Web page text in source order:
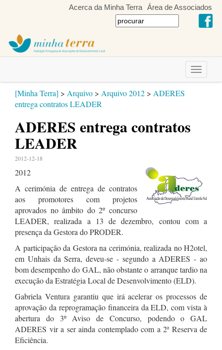
Acerca da Minha Terra Área de Associados
Toggle
[Minha Terra] > Arquivo > Arquivo 2012 > ADERES
entrega contratos LEADER
ADERES entrega contratos
LEADER
2012-12-18
2012
A cerimónia de entrega de contratos
aos promotores com projetos
aprovados no âmbito do 2º concurso
LEADER, realizada a 13 de dezembro, contou com a
presença da Gestora do PRODER.
A participação da Gestora na cerimónia, realizada no H2otel,
em Unhais da Serra, deveu-se - segundo a ADERES - ao
bom desempenho do GAL, não obstante o arranque tardio na
execução da Estratégia Local de Desenvolvimento (ELD).
Gabriela Ventura garantiu que irá acelerar os processos de
aprovação da reprogramação financeira da ELD, com vista à
abertura do 3º Aviso de Concurso, podendo o GAL
ADERES vir a ser ainda contemplado com a 2ª Reserva de
Eficiência.